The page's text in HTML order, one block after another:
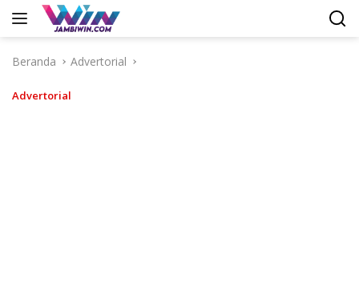
Langsung
Beranda
Advertorial
Advertorial